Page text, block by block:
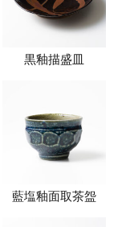
黒釉描盛皿
藍塩釉面取茶盌